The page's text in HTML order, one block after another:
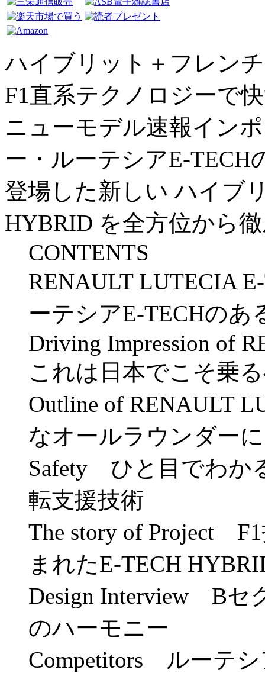
ハイブリット＋フレン
F1直系テクノロジーで
ニューモデル速報イン
ー・ルーテシアE-
登場した新しい ハイブ
HYBRID を全方位から
CONTENTS
RENAULT LUTECIA
ーテシアE-TECHのあ
Driving Impression of
これは日本でこそ乗
Outline of RENAULT
なオールラウンダー
Safety ひと目でわか
転支援技術
The story of Project
まれたE-TECH
Design Interview Bセ
のハーモニー
Competitors ルーテシ